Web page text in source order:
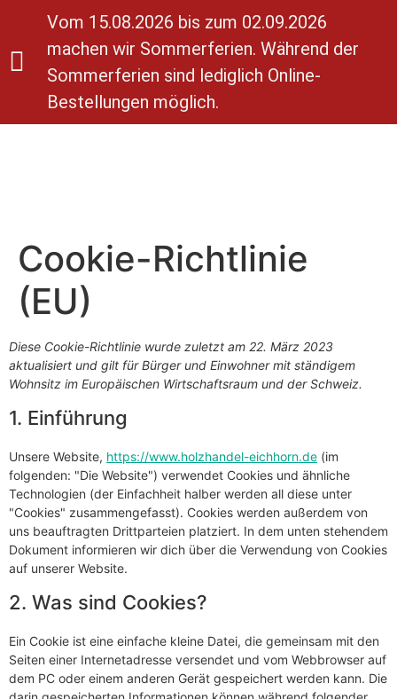
Vom 15.08.2026 bis zum 02.09.2026
machen wir Sommerferien. Während der
Sommerferien sind lediglich Online-
Bestellungen möglich.
Cookie-Richtlinie
(EU)
Diese Cookie-Richtlinie wurde zuletzt am 22. März 2023
aktualisiert und gilt für Bürger und Einwohner mit ständigem
Wohnsitz im Europäischen Wirtschaftsraum und der Schweiz.
1. Einführung
Unsere Website, https://www.holzhandel-eichhorn.de (im
folgenden: "Die Website") verwendet Cookies und ähnliche
Technologien (der Einfachheit halber werden all diese unter
"Cookies" zusammengefasst). Cookies werden außerdem von
uns beauftragten Drittparteien platziert. In dem unten stehendem
Dokument informieren wir dich über die Verwendung von Cookies
auf unserer Website.
2. Was sind Cookies?
Ein Cookie ist eine einfache kleine Datei, die gemeinsam mit den
Seiten einer Internetadresse versendet und vom Webbrowser auf
dem PC oder einem anderen Gerät gespeichert werden kann. Die